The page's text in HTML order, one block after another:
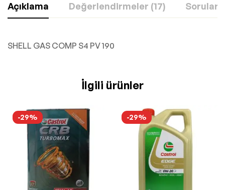
Açıklama Değerlendirmeler (17) Sorular
SHELL GAS COMP S4 PV 190
İlgili ürünler
-29% -29%